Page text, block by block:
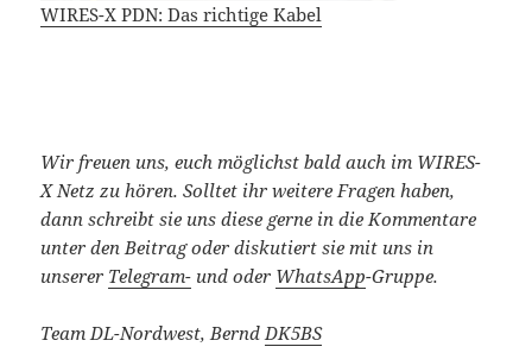
WIRES-X PDN: Das richtige Kabel
Wir freuen uns, euch möglichst bald auch im WIRES-
X Netz zu hören. Solltet ihr weitere Fragen haben,
dann schreibt sie uns diese gerne in die Kommentare
unter den Beitrag oder diskutiert sie mit uns in
unserer Telegram- und oder WhatsApp-Gruppe.
Team DL-Nordwest, Bernd DK5BS